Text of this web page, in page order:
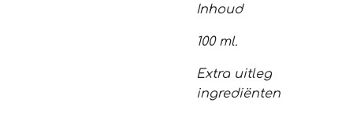
Inhoud
100 ml.
Extra uitleg
ingrediënten